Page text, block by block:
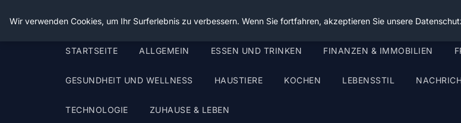
Die Schnitter
STARTSEITE ALLGEMEIN ESSEN UND TRINKEN FINANZEN & IMMOBILIEN
GESUNDHEIT UND WELLNESS HAUSTIERE KOCHEN LEBENSSTIL
TECHNOLOGIE ZUHAUSE & LEBEN
Wir verwenden Cookies, um Ihr Surferlebnis zu verbessern. Wenn Sie fortfahren, akzeptieren Sie unsere